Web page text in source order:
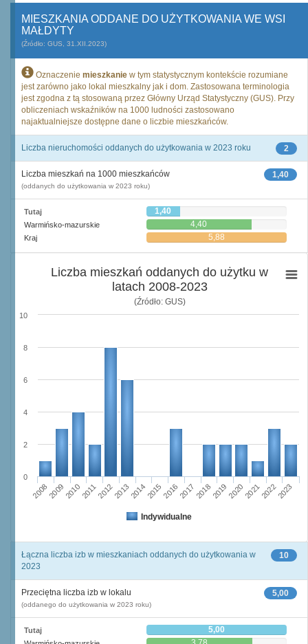
MIESZKANIA ODDANE DO UŻYTKOWANIA WE WSI
MAŁDYTY
(Źródło: GUS, 31.XII.2023)
Oznaczenie mieszkanie w tym statystycznym kontekście rozumiane
jest zarówno jako lokal mieszkalny jak i dom. Zastosowana terminologia
jest zgodna z tą stosowaną przez Główny Urząd Statystyczny (GUS). Przy
obliczeniach wskaźników na 1000 ludności zastosowano
najaktualniejsze dostępne dane o liczbie mieszkańców.
2
Liczba nieruchomości oddanych do użytkowania w 2023 roku
1,40
Liczba mieszkań na 1000 mieszkańców
(oddanych do użytkowania w 2023 roku)
Tutaj 1,40
Warmińsko-mazurskie 4,40
Kraj 5,88
Liczba mieszkań oddanych do użytku w
latach 2008-2023
(Źródło: GUS)
Indywidualne
2008200920102011201220132014201520162017201820192020202120222023
0
2
4
6
8
10
10
Łączna liczba izb w mieszkaniach oddanych do użytkowania w
2023
5,00
Przeciętna liczba izb w lokalu
(oddanego do użytkowania w 2023 roku)
Tutaj 5,00